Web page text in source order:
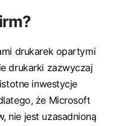
drukarek opartymi
drukarki zazwyczaj
inwestycje
że Microsoft
nie jest uzasadnioną